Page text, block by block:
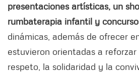
presentaciones artísticas, un
rumbaterapia infantil y
dinámicas, además de ofrecer
estuvieron orientadas a
respeto, la solidaridad y la